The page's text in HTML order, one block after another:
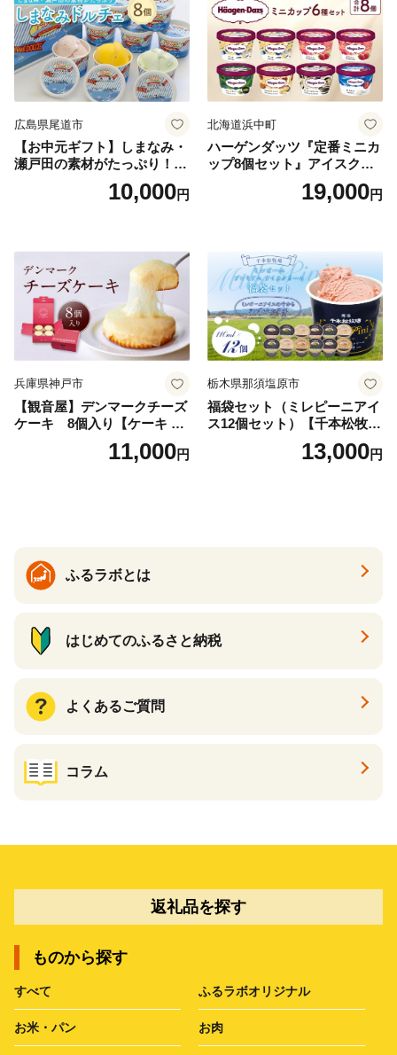
広島県尾道市
【お中元ギフト】しまなみ・
瀬戸田の素材がたっぷり！ジ
10,000円
北海道浜中町
ハーゲンダッツ『定番ミニカ
ップ8個セット』アイスクリ
ーム アイス スイーツ デザー
19,000円
兵庫県神戸市
【観音屋】デンマークチーズ
ケーキ 8個入り【ケーキ チ
ーズケーキ 人気スイーツ お
すすめスイーツ 神戸スイー
11,000円
栃木県那須塩原市
福袋セット（ミレピーニアイ
ス12個セット）【千本松牧
場】 ns025-014-12 【デザー
ト 詰め合わせ ギフト】
13,000円
ふるラボとは
はじめてのふるさと納税
よくあるご質問
コラム
返礼品を探す
ものから探す
すべて ふるラボオリジナル
お米・パン お肉